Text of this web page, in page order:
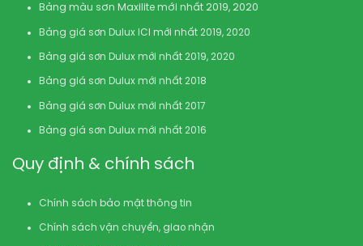
Bảng màu sơn Maxilite mới nhất 2019, 2020
Bảng giá sơn Dulux ICI mới nhất 2019, 2020
Bảng giá sơn Dulux mới nhất 2019, 2020
Bảng giá sơn Dulux mới nhất 2018
Bảng giá sơn Dulux mới nhất 2017
Bảng giá sơn Dulux mới nhất 2016
Quy định & chính sách
Chính sách bảo mật thông tin
Chính sách vận chuyển, giao nhận